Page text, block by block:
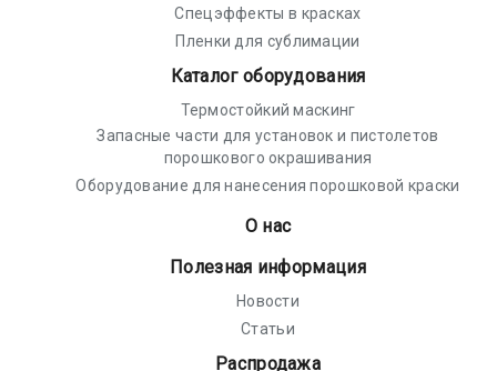
Спецэффекты в красках
Пленки для сублимации
Каталог оборудования
Термостойкий маскинг
Запасные части для установок и пистолетов
порошкового окрашивания
Оборудование для нанесения порошковой краски
О нас
Полезная информация
Новости
Статьи
Распродажа